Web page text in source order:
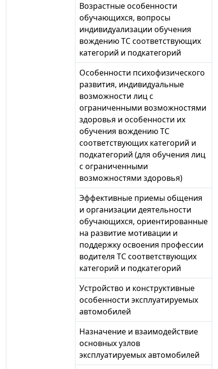
Возрастные особенности
обучающихся, вопросы
индивидуализации обучения
вождению ТС соответствующих
категорий и подкатегорий
Особенности психофизического
развития, индивидуальные
возможности лиц с
ограниченными возможностями
здоровья и особенности их
обучения вождению ТС
соответствующих категорий и
подкатегорий (для обучения лиц
с ограниченными
возможностями здоровья)
Эффективные приемы общения
и организации деятельности
обучающихся, ориентированные
на развитие мотивации и
поддержку освоения профессии
водителя ТС соответствующих
категорий и подкатегорий
Устройство и конструктивные
особенности эксплуатируемых
автомобилей
Назначение и взаимодействие
основных узлов
эксплуатируемых автомобилей